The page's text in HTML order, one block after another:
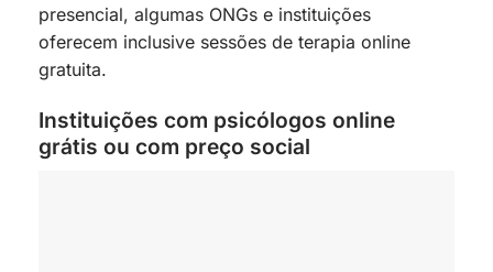
presencial, algumas ONGs e instituições
oferecem inclusive sessões de terapia online
gratuita.
Instituições com psicólogos online
grátis ou com preço social